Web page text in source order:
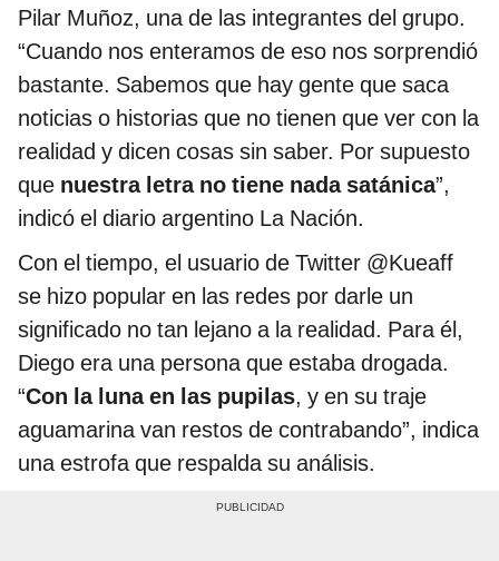
Pilar Muñoz, una de las integrantes del grupo.
“Cuando nos enteramos de eso nos sorprendió
bastante. Sabemos que hay gente que saca
noticias o historias que no tienen que ver con la
realidad y dicen cosas sin saber. Por supuesto
que nuestra letra no tiene nada satánica”,
indicó el diario argentino La Nación.
Con el tiempo, el usuario de Twitter @Kueaff
se hizo popular en las redes por darle un
significado no tan lejano a la realidad. Para él,
Diego era una persona que estaba drogada.
“Con la luna en las pupilas, y en su traje
aguamarina van restos de contrabando”, indica
una estrofa que respalda su análisis.